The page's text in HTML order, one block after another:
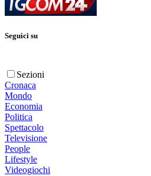
Seguici su
Sezioni
Cronaca
Mondo
Economia
Politica
Spettacolo
Televisione
People
Lifestyle
Videogiochi